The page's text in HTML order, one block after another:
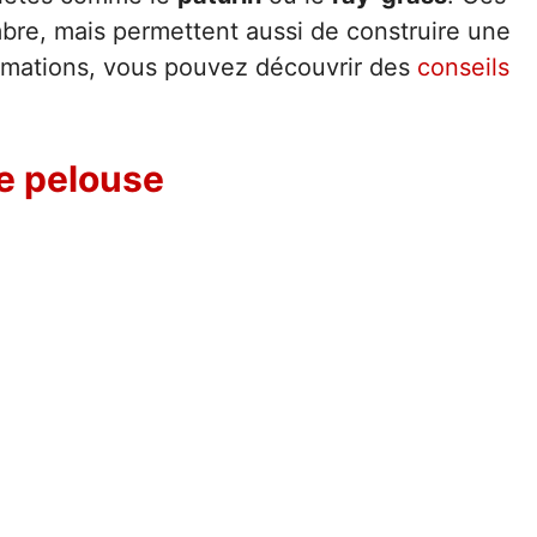
mais permettent aussi de construire une
vous pouvez découvrir des conseils
pelouse